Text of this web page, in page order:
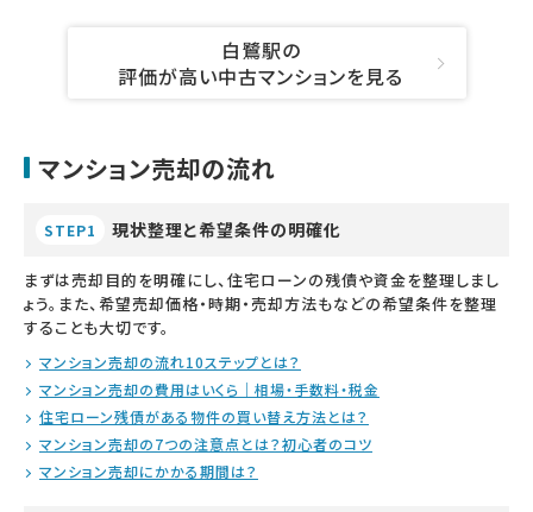
白鷺駅の
評価が高い中古マンションを見る
マンション売却の流れ
STEP1 現状整理と希望条件の明確化
まずは売却目的を明確にし、住宅ローンの残債や資金を整理しまし
ょう。また、希望売却価格・時期・売却方法もなどの希望条件を整理
することも大切です。
マンション売却の流れ10ステップとは？
マンション売却の費用はいくら｜相場・手数料・税金
住宅ローン残債がある物件の買い替え方法とは？
マンション売却の7つの注意点とは？初心者のコツ
マンション売却にかかる期間は？